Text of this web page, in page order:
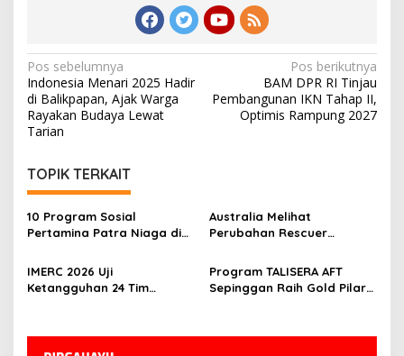
Navigasi
pos
Pos sebelumnya
Indonesia Menari 2025 Hadir
di Balikpapan, Ajak Warga
Rayakan Budaya Lewat
Tarian
Pos berikutnya
BAM DPR RI Tinjau
Pembangunan IKN Tahap II,
Optimis Rampung 2027
TOPIK TERKAIT
10 Program Sosial
Pertamina Patra Niaga di
Penghargaan ISRA 2026
Australia Melihat
Perubahan Rescuer
Tahun IMERC
IMERC 2026 Uji
Ketangguhan 24 Tim
Program TALISERA AFT
Sepinggan Raih Gold Pilar